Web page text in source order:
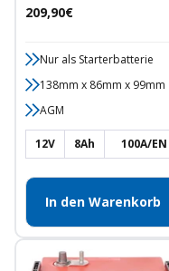
Motorradbatterie
Angebotspreis
209,90€
Nur als Starterbatterie
138mm x 86mm x 99mm
AGM
12V 8Ah 100A/EN
In den Warenkorb